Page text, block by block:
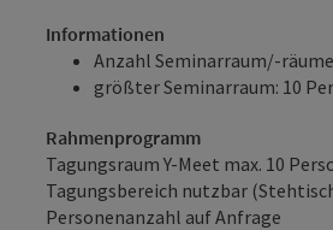
Informationen
Anzahl Seminarraum/-
größter Seminarraum: 10
Rahmenprogramm
Tagungsraum Y-Meet max. 10
Tagungsbereich nutzbar
Personenanzahl auf Anfrage